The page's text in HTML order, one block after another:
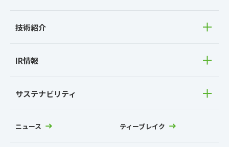
技術紹介
IR情報
サステナビリティ
ニュース ティーブレイク